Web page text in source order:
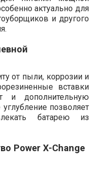
актуально для
и другого
от пыли, коррозии и
вставки
и дополнительную
позволяет
батарею из
Power X-Change